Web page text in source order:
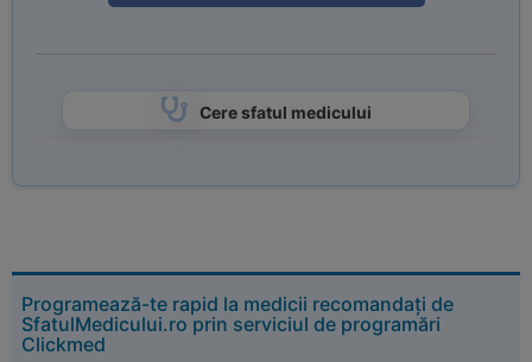
Cere sfatul medicului
Programează-te rapid la medicii recomandați de
SfatulMedicului.ro prin serviciul de programări
Clickmed